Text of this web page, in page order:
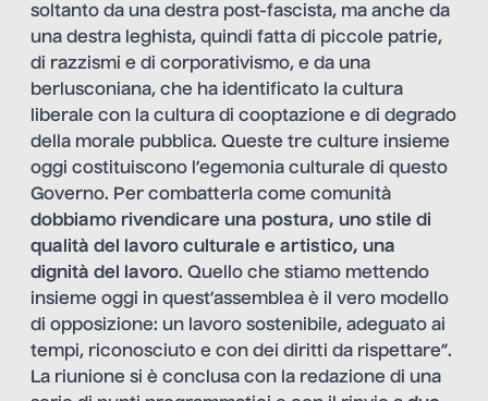
soltanto da una destra post-fascista, ma anche da
una destra leghista, quindi fatta di piccole patrie,
di razzismi e di corporativismo, e da una
berlusconiana, che ha identificato la cultura
liberale con la cultura di cooptazione e di degrado
della morale pubblica. Queste tre culture insieme
oggi costituiscono l’egemonia culturale di questo
Governo. Per combatterla come comunità
dobbiamo rivendicare una postura, uno stile di
qualità del lavoro culturale e artistico, una
dignità del lavoro. Quello che stiamo mettendo
insieme oggi in quest’assemblea è il vero modello
di opposizione: un lavoro sostenibile, adeguato ai
tempi, riconosciuto e con dei diritti da rispettare”.
La riunione si è conclusa con la redazione di una